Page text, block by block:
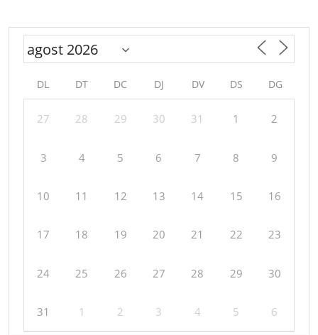
DL DT DC DJ DV DS DG
27 28 29 30 31 1 2
3 4 5 6 7 8 9
10 11 12 13 14 15 16
17 18 19 20 21 22 23
24 25 26 27 28 29 30
31 1 2 3 4 5 6